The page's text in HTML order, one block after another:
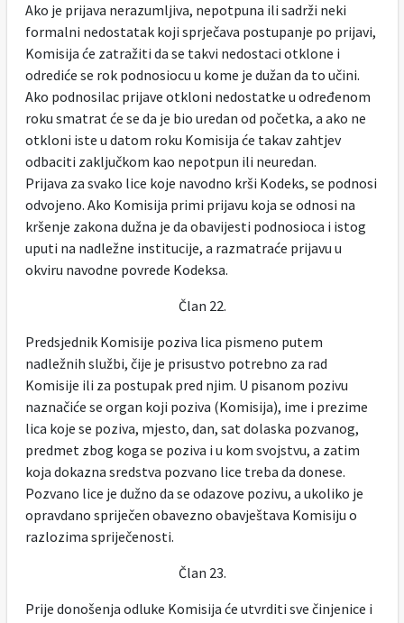
Ako je prijava nerazumljiva, nepotpuna ili sadrži neki
formalni nedostatak koji sprječava postupanje po prijavi,
Komisija će zatražiti da se takvi nedostaci otklone i
odrediće se rok podnosiocu u kome je dužan da to učini.
Ako podnosilac prijave otkloni nedostatke u određenom
roku smatrat će se da je bio uredan od početka, a ako ne
otkloni iste u datom roku Komisija će takav zahtjev
odbaciti zaključkom kao nepotpun ili neuredan.
Prijava za svako lice koje navodno krši Kodeks, se podnosi
odvojeno. Ako Komisija primi prijavu koja se odnosi na
kršenje zakona dužna je da obavijesti podnosioca i istog
uputi na nadležne institucije, a razmatraće prijavu u
okviru navodne povrede Kodeksa.
Član 22.
Predsjednik Komisije poziva lica pismeno putem
nadležnih službi, čije je prisustvo potrebno za rad
Komisije ili za postupak pred njim. U pisanom pozivu
naznačiće se organ koji poziva (Komisija), ime i prezime
lica koje se poziva, mjesto, dan, sat dolaska pozvanog,
predmet zbog koga se poziva i u kom svojstvu, a zatim
koja dokazna sredstva pozvano lice treba da donese.
Pozvano lice je dužno da se odazove pozivu, a ukoliko je
opravdano spriječen obavezno obavještava Komisiju o
razlozima spriječenosti.
Član 23.
Prije donošenja odluke Komisija će utvrditi sve činjenice i